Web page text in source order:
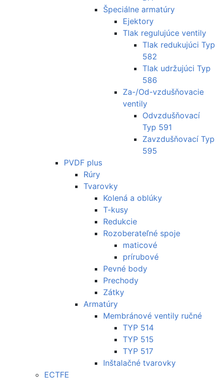
Špeciálne armatúry
Ejektory
Tlak regulujúce ventily
Tlak redukujúci Typ
582
Tlak udržujúci Typ
586
Za-/Od-vzdušňovacie
ventily
Odvzdušňovací
Typ 591
Zavzdušňovací Typ
595
PVDF plus
Rúry
Tvarovky
Kolená a oblúky
T-kusy
Redukcie
Rozoberateľné spoje
maticové
prírubové
Pevné body
Prechody
Zátky
Armatúry
Membránové ventily ručné
TYP 514
TYP 515
TYP 517
Inštalačné tvarovky
ECTFE